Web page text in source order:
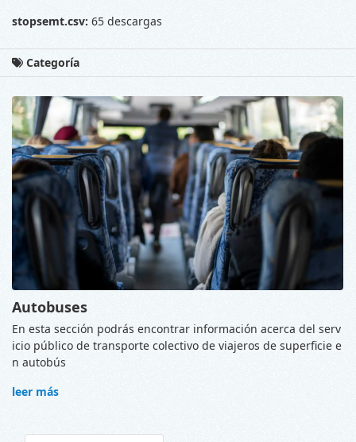
stopsemt.csv: 65 descargas
Categoría
Autobuses
En esta sección podrás encontrar información acerca del serv
icio público de transporte colectivo de viajeros de superficie e
n autobús
leer más